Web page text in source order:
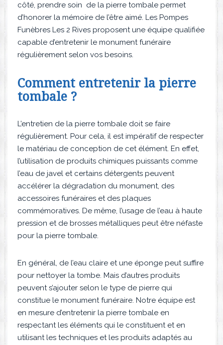
côté, prendre soin de la pierre tombale permet
d’honorer la mémoire de l’être aimé. Les Pompes
Funèbres Les 2 Rives proposent une équipe qualifiée
capable d’entretenir le monument funéraire
régulièrement selon vos besoins.
Comment entretenir la pierre
tombale ?
L’entretien de la pierre tombale doit se faire
régulièrement. Pour cela, il est impératif de respecter
le matériau de conception de cet élément. En effet,
l’utilisation de produits chimiques puissants comme
l’eau de javel et certains détergents peuvent
accélérer la dégradation du monument, des
accessoires funéraires et des plaques
commémoratives. De même, l’usage de l’eau à haute
pression et de brosses métalliques peut être néfaste
pour la pierre tombale.
En général, de l’eau claire et une éponge peut suffire
pour nettoyer la tombe. Mais d’autres produits
peuvent s’ajouter selon le type de pierre qui
constitue le monument funéraire. Notre équipe est
en mesure d’entretenir la pierre tombale en
respectant les éléments qui le constituent et en
utilisant les techniques et les produits adaptés au